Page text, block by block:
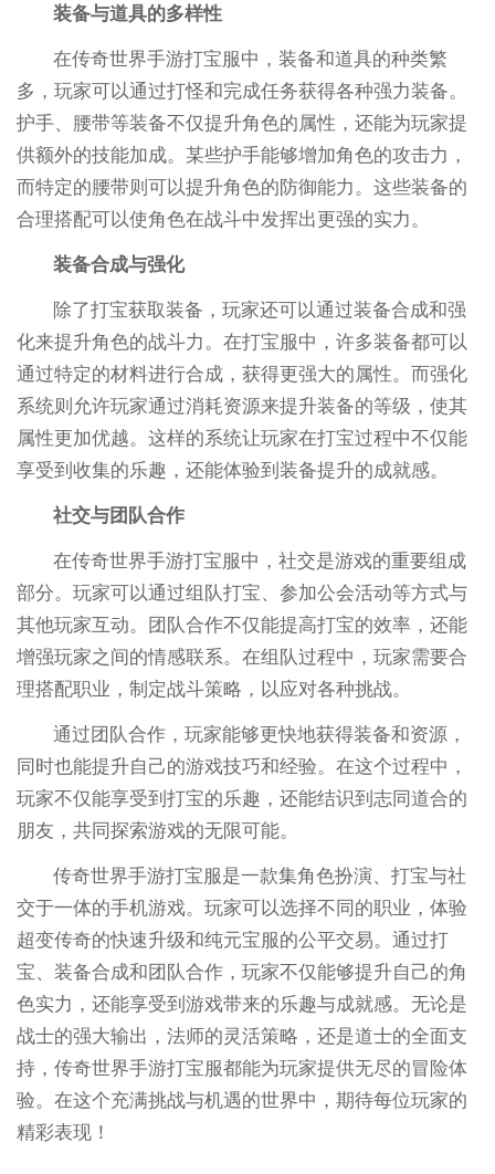
装备与道具的多样性
在传奇世界手游打宝服中，装备和道具的种类繁
多，玩家可以通过打怪和完成任务获得各种强力装备。
护手、腰带等装备不仅提升角色的属性，还能为玩家提
供额外的技能加成。某些护手能够增加角色的攻击力，
而特定的腰带则可以提升角色的防御能力。这些装备的
合理搭配可以使角色在战斗中发挥出更强的实力。
装备合成与强化
除了打宝获取装备，玩家还可以通过装备合成和强
化来提升角色的战斗力。在打宝服中，许多装备都可以
通过特定的材料进行合成，获得更强大的属性。而强化
系统则允许玩家通过消耗资源来提升装备的等级，使其
属性更加优越。这样的系统让玩家在打宝过程中不仅能
享受到收集的乐趣，还能体验到装备提升的成就感。
社交与团队合作
在传奇世界手游打宝服中，社交是游戏的重要组成
部分。玩家可以通过组队打宝、参加公会活动等方式与
其他玩家互动。团队合作不仅能提高打宝的效率，还能
增强玩家之间的情感联系。在组队过程中，玩家需要合
理搭配职业，制定战斗策略，以应对各种挑战。
通过团队合作，玩家能够更快地获得装备和资源，
同时也能提升自己的游戏技巧和经验。在这个过程中，
玩家不仅能享受到打宝的乐趣，还能结识到志同道合的
朋友，共同探索游戏的无限可能。
传奇世界手游打宝服是一款集角色扮演、打宝与社
交于一体的手机游戏。玩家可以选择不同的职业，体验
超变传奇的快速升级和纯元宝服的公平交易。通过打
宝、装备合成和团队合作，玩家不仅能够提升自己的角
色实力，还能享受到游戏带来的乐趣与成就感。无论是
战士的强大输出，法师的灵活策略，还是道士的全面支
持，传奇世界手游打宝服都能为玩家提供无尽的冒险体
验。在这个充满挑战与机遇的世界中，期待每位玩家的
精彩表现！